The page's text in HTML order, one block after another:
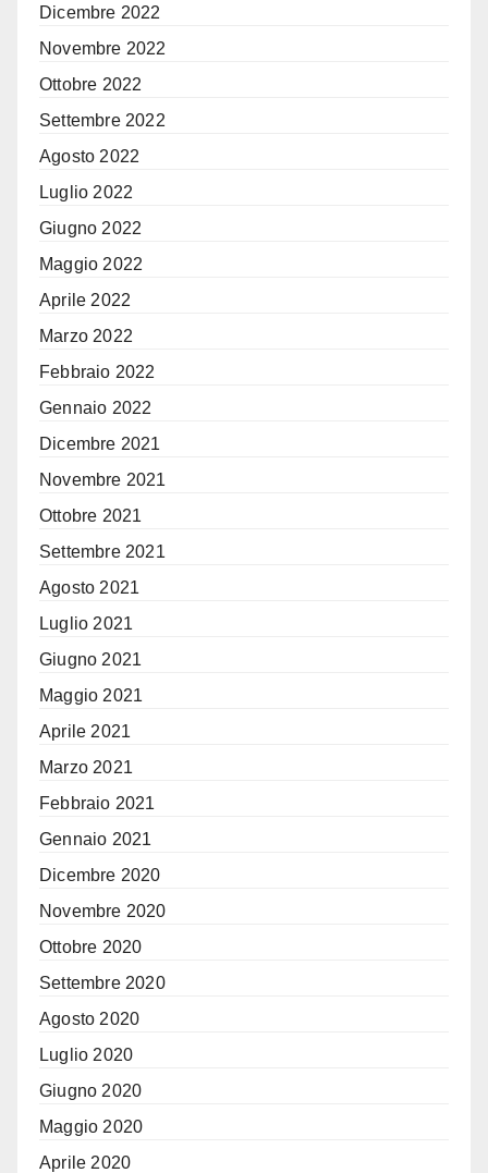
Dicembre 2022
Novembre 2022
Ottobre 2022
Settembre 2022
Agosto 2022
Luglio 2022
Giugno 2022
Maggio 2022
Aprile 2022
Marzo 2022
Febbraio 2022
Gennaio 2022
Dicembre 2021
Novembre 2021
Ottobre 2021
Settembre 2021
Agosto 2021
Luglio 2021
Giugno 2021
Maggio 2021
Aprile 2021
Marzo 2021
Febbraio 2021
Gennaio 2021
Dicembre 2020
Novembre 2020
Ottobre 2020
Settembre 2020
Agosto 2020
Luglio 2020
Giugno 2020
Maggio 2020
Aprile 2020